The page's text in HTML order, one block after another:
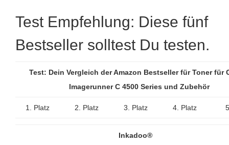
Test Empfehlung: Diese fünf
Bestseller solltest Du testen.
Test: Dein Vergleich der Amazon Bestseller für Toner für
Imagerunner C 4500 Series und Zubehör
1. Platz 2. Platz 3. Platz 4. Platz
Inkadoo®